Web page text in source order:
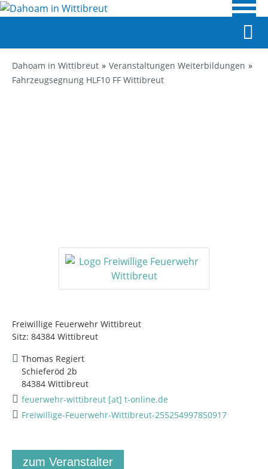
Dahoam in Wittibreut
Veranstaltungen Weiterbildungen
Fahrzeugsegnung HLF10 FF Wittibreut
Freiwillige Feuerwehr Wittibreut
Sitz: 84384 Wittibreut
Thomas Regiert
Schieferöd 2b
84384 Wittibreut
feuerwehr-wittibreut [at] t-online.de
Freiwillige-Feuerwehr-Wittibreut-255254997850917
zum Veranstalter